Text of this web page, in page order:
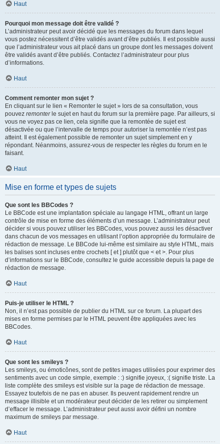
Haut
Pourquoi mon message doit être validé ?
L’administrateur peut avoir décidé que les messages du forum dans lequel
vous postez nécessitent d’être validés avant d’être publiés. Il est possible aussi
que l’administrateur vous ait placé dans un groupe dont les messages doivent
être validés avant d’être publiés. Contactez l’administrateur pour plus
d’informations.
Haut
Comment remonter mon sujet ?
En cliquant sur le lien « Remonter le sujet » lors de sa consultation, vous
pouvez remonterle sujet en haut du forum sur la première page. Par ailleurs, si
vous ne voyez pas ce lien, cela signifie que la remontée de sujet est
désactivée ou que l’intervalle de temps pour autoriser la remontée n’est pas
atteint. Il est également possible de remonter un sujet simplement en y
répondant. Néanmoins, assurez-vous de respecter les règles du forum en le
faisant.
Haut
Mise en forme et types de sujets
Que sont les BBCodes ?
Le BBCode est une implantation spéciale au langage HTML, offrant un large
contrôle de mise en forme des éléments d’un message. L’administrateur peut
décider si vous pouvez utiliser les BBCodes, vous pouvez aussi les désactiver
dans chacun de vos messages en utilisant l’option appropriée du formulaire de
rédaction de message. Le BBCode lui-même est similaire au style HTML, mais
les balises sont incluses entre crochets [ et ] plutôt que < et >. Pour plus
d’informations sur le BBCode, consultez le guide accessible depuis la page de
rédaction de message.
Haut
Puis-je utiliser le HTML ?
Non, il n’est pas possible de publier du HTML sur ce forum. La plupart des
mises en forme permises par le HTML peuvent être appliquées avec les
BBCodes.
Haut
Que sont les smileys ?
Les smileys, ou émoticônes, sont de petites images utilisées pour exprimer des
sentiments avec un code simple, exemple : :) signifie joyeux, :( signifie triste. La
liste complète des smileys est visible sur la page de rédaction de message.
Essayez toutefois de ne pas en abuser. Ils peuvent rapidement rendre un
message illisible et un modérateur peut décider de les retirer ou simplement
d’effacer le message. L’administrateur peut aussi avoir défini un nombre
maximum de smileys par message.
Haut